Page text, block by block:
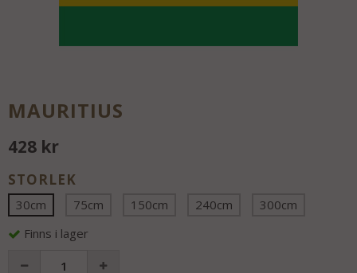
MAURITIUS
428 kr
STORLEK
30cm 75cm 150cm 240cm
300cm
Finns i lager